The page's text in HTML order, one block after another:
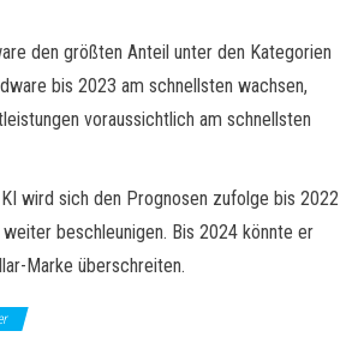
den größten Anteil unter den Kategorien
bis 2023 am schnellsten wachsen,
voraussichtlich am schnellsten
wird sich den Prognosen zufolge bis 2022
beschleunigen. Bis 2024 könnte er
Marke überschreiten.